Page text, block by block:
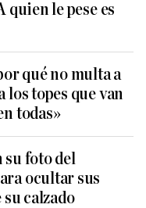
quien le pese es
qué no multa a
los topes que van
todas»
su foto del
ocultar sus
calzado